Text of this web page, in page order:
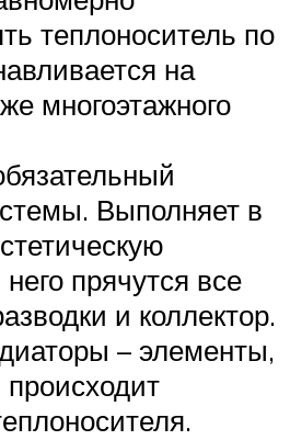
теплоноситель по
на
многоэтажного
Выполняет в
прячутся все
и коллектор.
– элементы,